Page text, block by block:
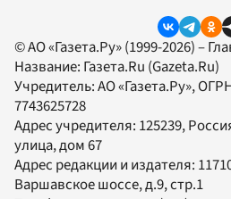
© АО «Газета.Ру» (1999-2026) –
Название: Газета.Ru (Gazeta.Ru)
Учредитель:АО «Газета.Ру»,
7743625728
Адрес учредителя: 125239,
улица, дом 67
Адрес редакции и издателя:
Варшавское шоссе, д.9, стр.1